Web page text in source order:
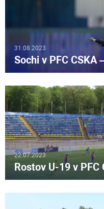
31.08.2023
Sochi v PFC
22.07.2023
Rostov U-19 v